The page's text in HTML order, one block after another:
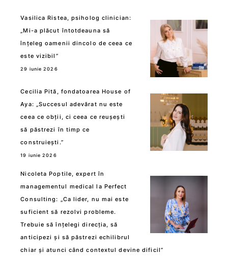
Vasilica Ristea, psiholog clinician:
„Mi-a plăcut întotdeauna să
înțeleg oamenii dincolo de ceea ce
este vizibil”
29 iunie 2026
Cecilia Pită, fondatoarea House of
Aya: „Succesul adevărat nu este
ceea ce obții, ci ceea ce reușești
să păstrezi în timp ce
construiești.”
19 iunie 2026
Nicoleta Poptile, expert în
managementul medical la Perfect
Consulting: „Ca lider, nu mai este
suficient să rezolvi probleme.
Trebuie să înțelegi direcția, să
anticipezi și să păstrezi echilibrul
chiar și atunci când contextul devine dificil”